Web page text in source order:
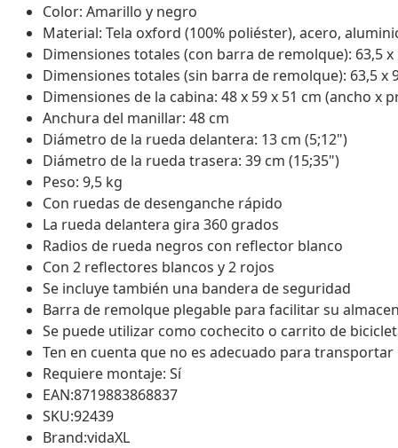
Color: Amarillo y negro
Material: Tela oxford (100% poliéster), acero,
Dimensiones totales (con barra de remolque): 63,5
Dimensiones totales (sin barra de remolque): 63,5 x
Dimensiones de la cabina: 48 x 59 x 51 cm (ancho x
Anchura del manillar: 48 cm
Diámetro de la rueda delantera: 13 cm (5;12")
Diámetro de la rueda trasera: 39 cm (15;35")
Peso: 9,5 kg
Con ruedas de desenganche rápido
La rueda delantera gira 360 grados
Radios de rueda negros con reflector blanco
Con 2 reflectores blancos y 2 rojos
Se incluye también una bandera de seguridad
Barra de remolque plegable para facilitar su
Se puede utilizar como cochecito o carrito de
Ten en cuenta que no es adecuado para transportar
Requiere montaje: Sí
EAN:8719883868837
SKU:92439
Brand:vidaXL